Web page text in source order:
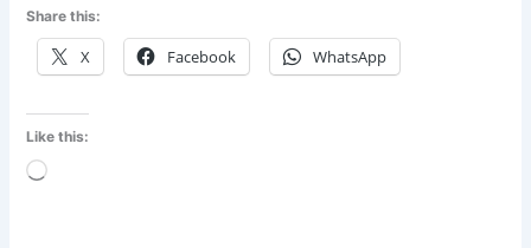
Share this:
X Facebook WhatsApp
Like this:
Loading…